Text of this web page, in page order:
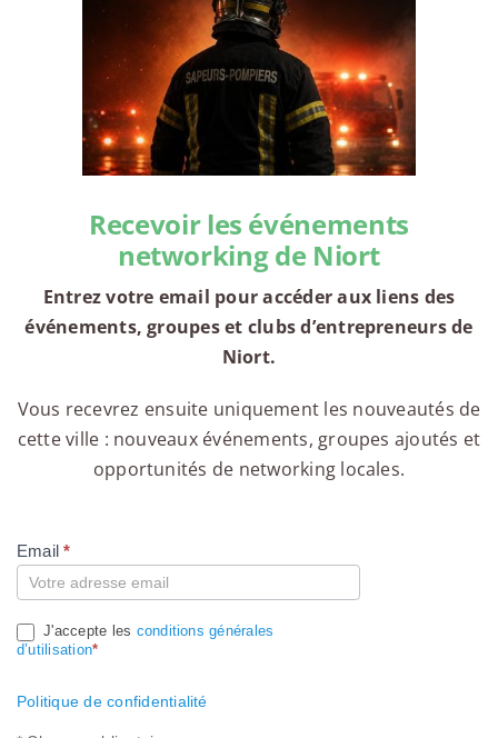
Recevoir les événements
networking de Niort
Entrez votre email pour accéder aux liens des
événements, groupes et clubs d’entrepreneurs de
Niort.
Vous recevrez ensuite uniquement les nouveautés de
cette ville : nouveaux événements, groupes ajoutés et
opportunités de networking locales.
Compte
Email*
J'accepte les conditions générales
d’utilisation*
Politique de confidentialité